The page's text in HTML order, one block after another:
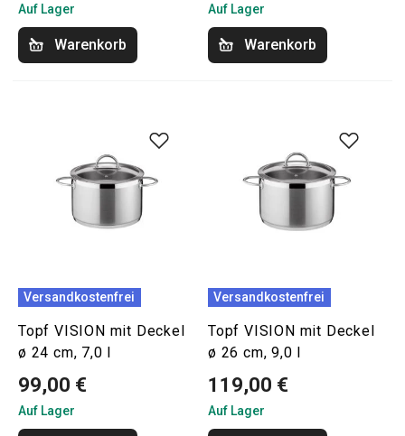
Auf Lager
Warenkorb
Auf Lager
Warenkorb
Versandkostenfrei
Topf VISION mit Deckel
ø 24 cm, 7,0 l
99,00 €
Auf Lager
Versandkostenfrei
Topf VISION mit Deckel
ø 26 cm, 9,0 l
119,00 €
Auf Lager